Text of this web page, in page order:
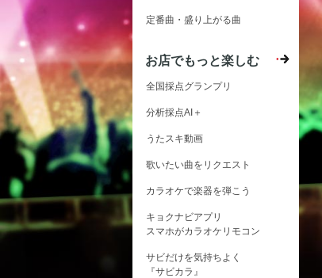
定番曲・盛り上がる曲
お店でもっと楽しむ
全国採点グランプリ
分析採点AI＋
うたスキ動画
歌いたい曲をリクエスト
カラオケで楽器を弾こう
キョクナビアプリ
スマホがカラオケリモコン
サビだけを気持ちよく
『サビカラ』